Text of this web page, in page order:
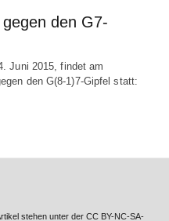
den G7-
Juni 2015, findet am
den G(8-1)7-Gipfel statt:
stehen unter der CC BY-NC-SA-